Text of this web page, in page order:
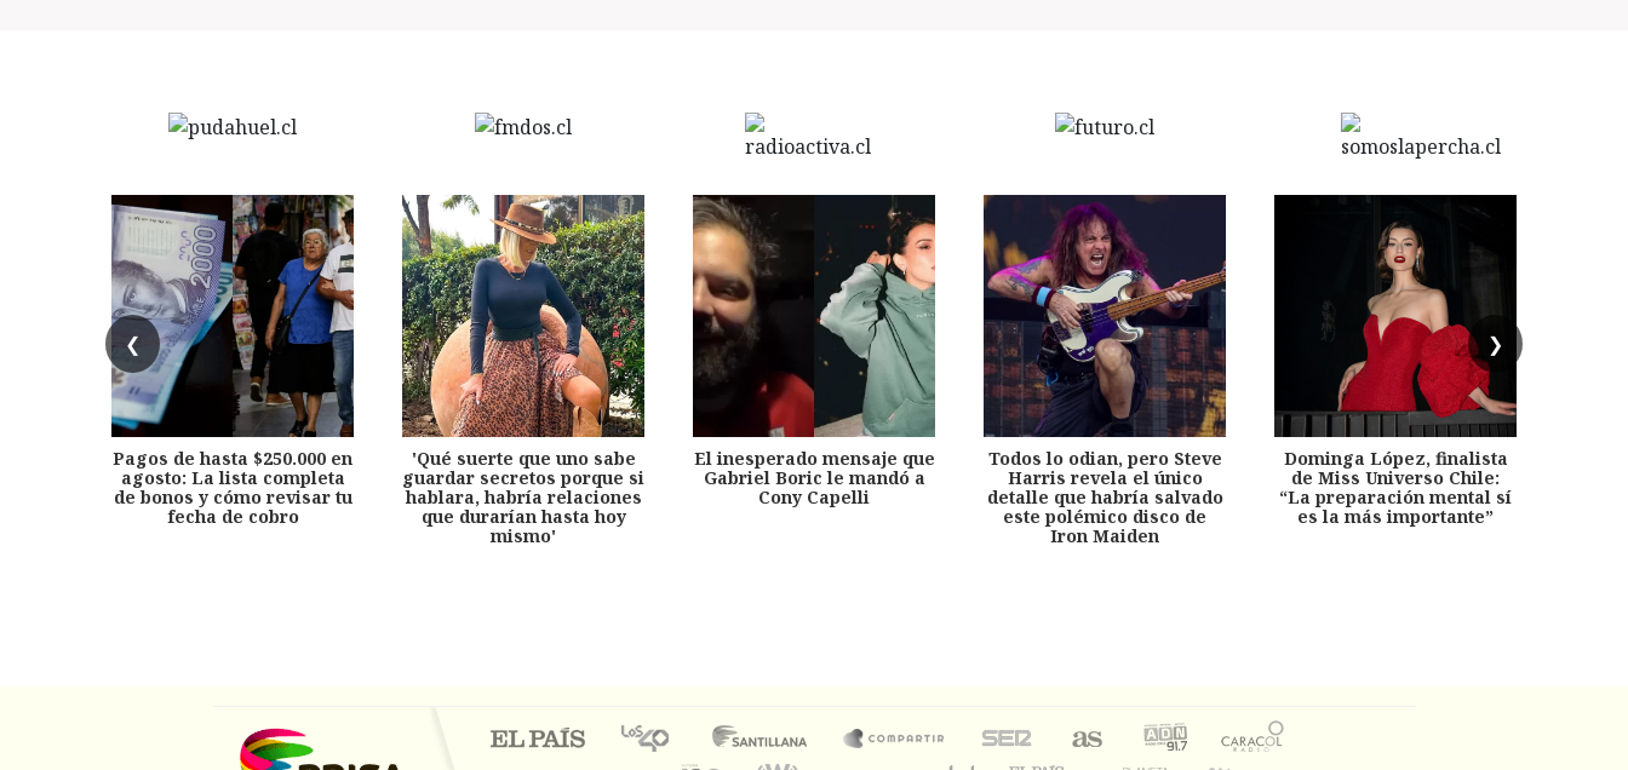
❮ ❯
Pagos de hasta $250.000 en
agosto: La lista completa
de bonos y cómo revisar tu
fecha de cobro
'Qué suerte que uno sabe
guardar secretos porque si
hablara, habría relaciones
que durarían hasta hoy
mismo'
El inesperado mensaje que
Gabriel Boric le mandó a
Cony Capelli
Todos lo odian, pero Steve
Harris revela el único
detalle que habría salvado
este polémico disco de
Iron Maiden
Dominga López, finalista
de Miss Universo Chile:
“La preparación mental sí
es la más importante”